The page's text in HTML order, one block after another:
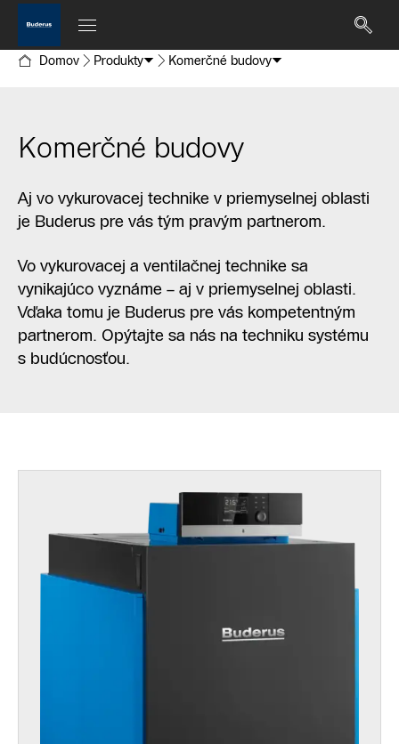
Domov Produkty Komerčné budovy
Komerčné budovy
Aj vo vykurovacej technike v priemyselnej oblasti
je Buderus pre vás tým pravým partnerom.
Vo vykurovacej a ventilačnej technike sa
vynikajúco vyznáme – aj v priemyselnej oblasti.
Vďaka tomu je Buderus pre vás kompetentným
partnerom. Opýtajte sa nás na techniku systému
s budúcnosťou.